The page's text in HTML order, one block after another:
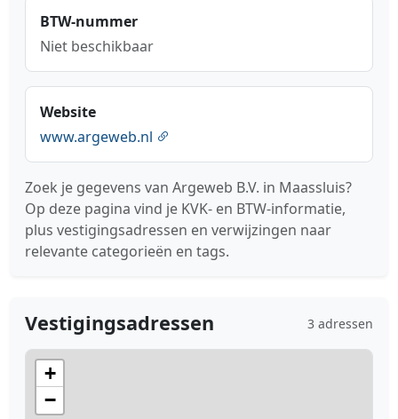
BTW-nummer
Niet beschikbaar
Website
www.argeweb.nl
Zoek je gegevens van Argeweb B.V. in Maassluis?
Op deze pagina vind je KVK- en BTW-informatie,
plus vestigingsadressen en verwijzingen naar
relevante categorieën en tags.
Vestigingsadressen 3 adressen
+
−